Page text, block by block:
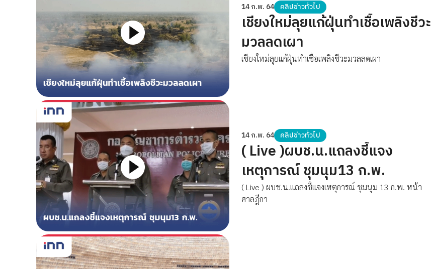
14 ก.พ. 64 คลิปข่าวทั่วไป
เชียงใหม่ลุยแก้ฝุ่นทำเชื้อเพลิงชีวะ
มวลลดเผา
เชียงใหม่ลุยแก้ฝุ่นทำเชื้อเพลิงชีวะมวลลดเผา
14 ก.พ. 64 คลิปข่าวทั่วไป
( Live )ผบช.น.แถลงชี้แจง
เหตุการณ์​ ชุมนุม13 ก.พ.
( Live ) ผบช.น.แถลงชี้แจงเหตุการณ์​ ชุมนุม 13 ก.พ. หน้า
ศาลฎีกา​